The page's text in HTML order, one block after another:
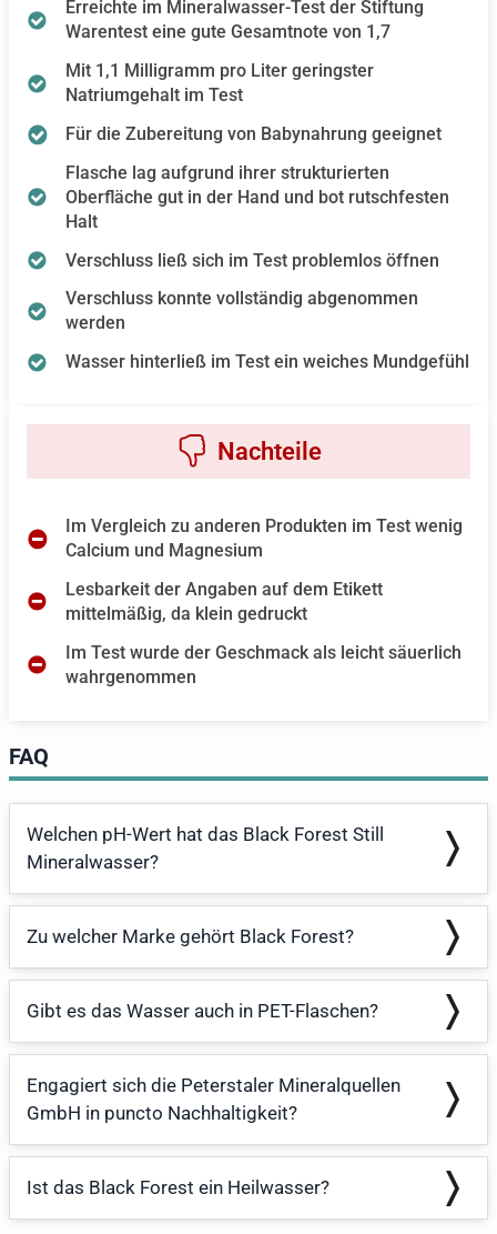
Erreichte im Mineralwasser-Test der Stiftung
Warentest eine gute Gesamtnote von 1,7
Mit 1,1 Milligramm pro Liter geringster
Natriumgehalt im Test
Für die Zubereitung von Babynahrung geeignet
Flasche lag aufgrund ihrer strukturierten
Oberfläche gut in der Hand und bot rutschfesten
Halt
Verschluss ließ sich im Test problemlos öffnen
Verschluss konnte vollständig abgenommen
werden
Wasser hinterließ im Test ein weiches Mundgefühl
Im Vergleich zu anderen Produkten im Test wenig
Calcium und Magnesium
Lesbarkeit der Angaben auf dem Etikett
mittelmäßig, da klein gedruckt
Im Test wurde der Geschmack als leicht säuerlich
wahrgenommen
FAQ
Welchen pH-Wert hat das Black Forest Still
Mineralwasser?
Zu welcher Marke gehört Black Forest?
Gibt es das Wasser auch in PET-Flaschen?
Engagiert sich die Peterstaler Mineralquellen
GmbH in puncto Nachhaltigkeit?
Ist das Black Forest ein Heilwasser?